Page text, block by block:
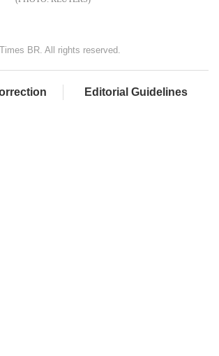
BR. All rights reserved.
Editorial Guidelines